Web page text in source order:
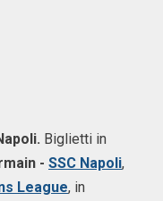
Biglietti in
- SSC Napoli,
League, in